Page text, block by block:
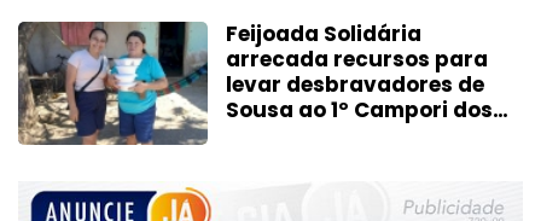
Feijoada Solidária
arrecada recursos para
levar desbravadores de
Sousa ao 1º Campori dos